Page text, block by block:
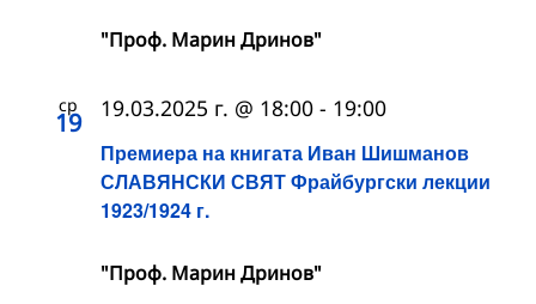
"Проф. Марин Дринов"
ср
19
Премиера на книгата Иван Шишманов
СЛАВЯНСКИ СВЯТ Фрайбургски лекции
1923/1924 г.
19.03.2025 г. @ 18:00 - 19:00
"Проф. Марин Дринов"